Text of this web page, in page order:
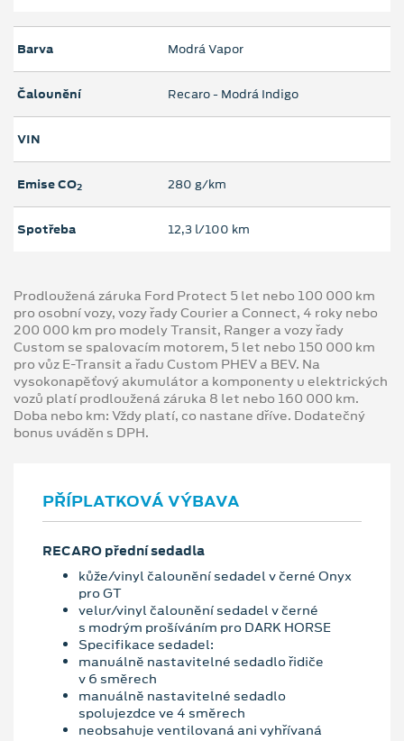
Barva Modrá Vapor
Čalounění Recaro - Modrá Indigo
VIN
Emise CO2 280 g/km
Spotřeba 12,3 l/100 km
Prodloužená záruka Ford Protect 5 let nebo 100 000 km
pro osobní vozy, vozy řady Courier a Connect, 4 roky nebo
200 000 km pro modely Transit, Ranger a vozy řady
Custom se spalovacím motorem, 5 let nebo 150 000 km
pro vůz E-Transit a řadu Custom PHEV a BEV. Na
vysokonapěťový akumulátor a komponenty u elektrických
vozů platí prodloužená záruka 8 let nebo 160 000 km.
Doba nebo km: Vždy platí, co nastane dříve. Dodatečný
bonus uváděn s DPH.
PŘÍPLATKOVÁ VÝBAVA
RECARO přední sedadla
kůže/vinyl čalounění sedadel v černé Onyx
pro GT
velur/vinyl čalounění sedadel v černé
s modrým prošíváním pro DARK HORSE
Specifikace sedadel:
manuálně nastavitelné sedadlo řidiče
v 6 směrech
manuálně nastavitelné sedadlo
spolujezdce ve 4 směrech
neobsahuje ventilovaná ani vyhřívaná